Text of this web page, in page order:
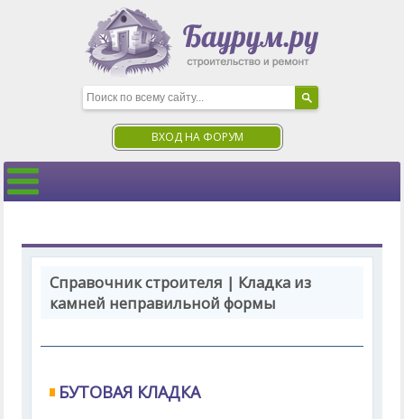
ВХОД НА ФОРУМ
Справочник строителя | Кладка из
камней неправильной формы
БУТОВАЯ КЛАДКА